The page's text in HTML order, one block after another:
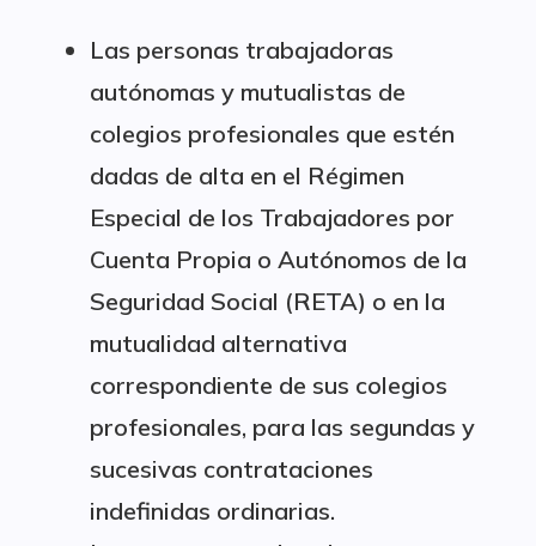
Las personas trabajadoras
autónomas y mutualistas de
colegios profesionales que estén
dadas de alta en el Régimen
Especial de los Trabajadores por
Cuenta Propia o Autónomos de la
Seguridad Social (RETA) o en la
mutualidad alternativa
correspondiente de sus colegios
profesionales, para las segundas y
sucesivas contrataciones
indefinidas ordinarias.